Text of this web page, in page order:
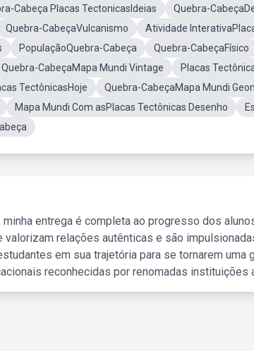
Cabeça Placas TectonicasIdeias
Quebra-
Quebra-CabeçaVulcanismo
Atividade
PopulaçãoQuebra-Cabeça Quebra-CabeçaFísico
Quebra-CabeçaMapa Mundi Vintage
Placas
TectônicasHoje
Quebra-CabeçaMapa Mundi
Mapa Mundi Com asPlacas Tectônicas Desenho
minha entrega é completa ao progresso dos
valorizam relações autênticas e são
em sua trajetória para se tornarem uma
reconhecidas por renomadas instituições